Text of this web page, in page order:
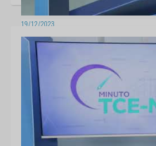
19/12/2023
MINUTO TCE - Edição 138